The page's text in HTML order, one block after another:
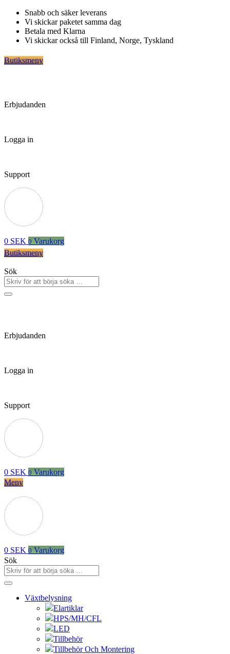
Hoppa
innehåll
Snabb och säker leverans
Vi skickar paketet samma dag
Betala med Klarna
Vi skickar också till Finland, Norge, Tyskland
Butiksmeny
Erbjudanden
Logga in
Support
0 SEK 0 Varukorg
Butiksmeny
Sök
Erbjudanden
Logga in
Support
0 SEK 0 Varukorg
Meny
0 SEK 0 Varukorg
Sök
Växtbelysning
Elartiklar
HPS/MH/CFL
LED
Tillbehör
Tillbehör Och Montering